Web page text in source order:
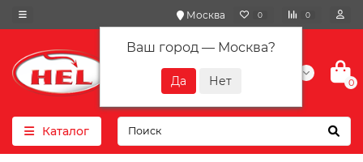
Москва
Ваш город — Москва?
0 0
+7(901) 417-10-01
0
Каталог